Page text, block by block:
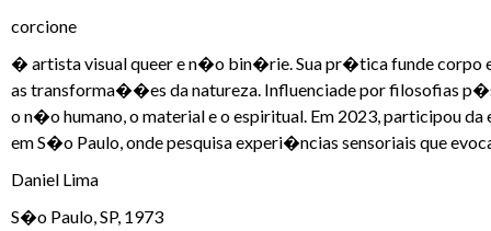
corcione
� artista visual queer e n�o bin�rie. Sua pr�tica funde corpo
as transforma��es da natureza. Influenciade por filosofias
o n�o humano, o material e o espiritual. Em 2023, participou
em S�o Paulo, onde pesquisa experi�ncias sensoriais que
Daniel Lima
S�o Paulo, SP, 1973